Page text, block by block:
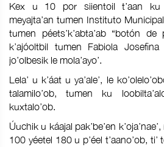
Kex u 10 por siientoil t’aan ku
meyajta’an tumen Instituto
tumen péets’k’abta’ab “botón de
k’ajóoltbil tumen Fabiola
jo’olbesik le mola’ayo’.
Lela’ u k’áat u ya’ale’, le
talamilo’ob, tumen ku
kuxtalo’ob.
Úuchik u káajal pak’be’en
100 yéetel 180 u p’éel t’aano’ob, ti’